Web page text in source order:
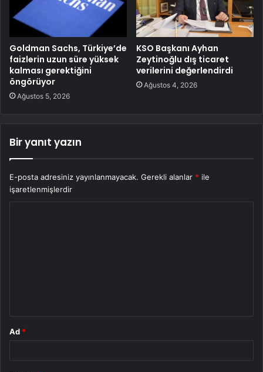
Goldman Sachs, Türkiye’de
faizlerin uzun süre yüksek
kalması gerektiğini
öngörüyor
Ağustos 5, 2026
KSO Başkanı Ayhan
Zeytinoğlu dış ticaret
verilerini değerlendirdi
Ağustos 4, 2026
Bir yanıt yazın
E-posta adresiniz yayınlanmayacak. Gerekli alanlar * ile
işaretlenmişlerdir
Ad *